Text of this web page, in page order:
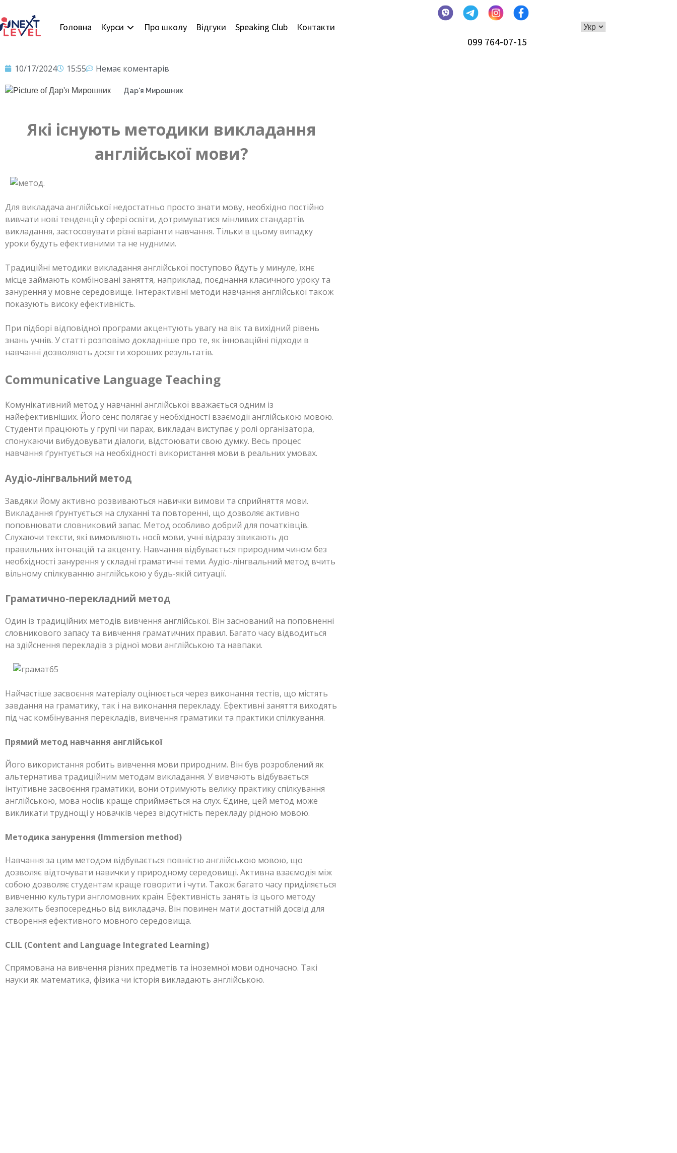
Головна Курси Про школу Відгуки Speaking Club Контакти
099 764-07-15
10/17/2024 15:55 Немає коментарів
Дар'я Мирошник
Які існують методики викладання
англійської мови?
Для викладача англійської недостатньо просто знати мову, необхідно постійно
вивчати нові тенденції у сфері освіти, дотримуватися мінливих стандартів
викладання, застосовувати різні варіанти навчання. Тільки в цьому випадку
уроки будуть ефективними та не нудними.
Традиційні методики викладання англійської поступово йдуть у минуле, їхнє
місце займають комбіновані заняття, наприклад, поєднання класичного уроку та
занурення у мовне середовище. Інтерактивні методи навчання англійської також
показують високу ефективність.
При підборі відповідної програми акцентують увагу на вік та вихідний рівень
знань учнів. У статті розповімо докладніше про те, як інноваційні підходи в
навчанні дозволяють досягти хороших результатів.
Communicative Language Teaching
Комунікативний метод у навчанні англійської вважається одним із
найефективніших. Його сенс полягає у необхідності взаємодії англійською мовою.
Студенти працюють у групі чи парах, викладач виступає у ролі організатора,
спонукаючи вибудовувати діалоги, відстоювати свою думку. Весь процес
навчання ґрунтується на необхідності використання мови в реальних умовах.
Аудіо-лінгвальний метод
Завдяки йому активно розвиваються навички вимови та сприйняття мови.
Викладання ґрунтується на слуханні та повторенні, що дозволяє активно
поповнювати словниковий запас. Метод особливо добрий для початківців.
Слухаючи тексти, які вимовляють носії мови, учні відразу звикають до
правильних інтонацій та акценту. Навчання відбувається природним чином без
необхідності занурення у складні граматичні теми. Аудіо-лінгвальний метод вчить
вільному спілкуванню англійською у будь-якій ситуації.
Граматично-перекладний метод
Один із традиційних методів вивчення англійської. Він заснований на поповненні
словникового запасу та вивчення граматичних правил. Багато часу відводиться
на здійснення перекладів з рідної мови англійською та навпаки.
Найчастіше засвоєння матеріалу оцінюється через виконання тестів, що містять
завдання на граматику, так і на виконання перекладу. Ефективні заняття виходять
під час комбінування перекладів, вивчення граматики та практики спілкування.
Прямий метод навчання англійської
Його використання робить вивчення мови природним. Він був розроблений як
альтернатива традиційним методам викладання. У вивчають відбувається
інтуїтивне засвоєння граматики, вони отримують велику практику спілкування
англійською, мова носіїв краще сприймається на слух. Єдине, цей метод може
викликати труднощі у новачків через відсутність перекладу рідною мовою.
Методика занурення (Immersion method)
Навчання за цим методом відбувається повністю англійською мовою, що
дозволяє відточувати навички у природному середовищі. Активна взаємодія між
собою дозволяє студентам краще говорити і чути. Також багато часу приділяється
вивченню культури англомовних країн. Ефективність занять із цього методу
залежить безпосередньо від викладача. Він повинен мати достатній досвід для
створення ефективного мовного середовища.
CLIL (Content and Language Integrated Learning)
Спрямована на вивчення різних предметів та іноземної мови одночасно. Такі
науки як математика, фізика чи історія викладають англійською.